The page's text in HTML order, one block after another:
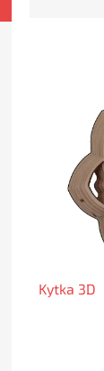
Kytka 3D